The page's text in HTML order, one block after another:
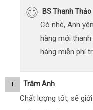
BS Thanh Thảo
Có nhé, Anh
hàng mới
hàng miễn phí
T Trâm Anh
Chất lượng tốt, sẽ